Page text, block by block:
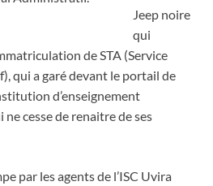
Jeep noire
qui
de STA (Service
qui a garé devant le portail de
d’enseignement
cesse de renaitre de ses
par les agents de l’ISC Uvira